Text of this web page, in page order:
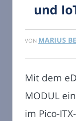
und
VON MARIUS
Mit dem
MODUL
im Pico-